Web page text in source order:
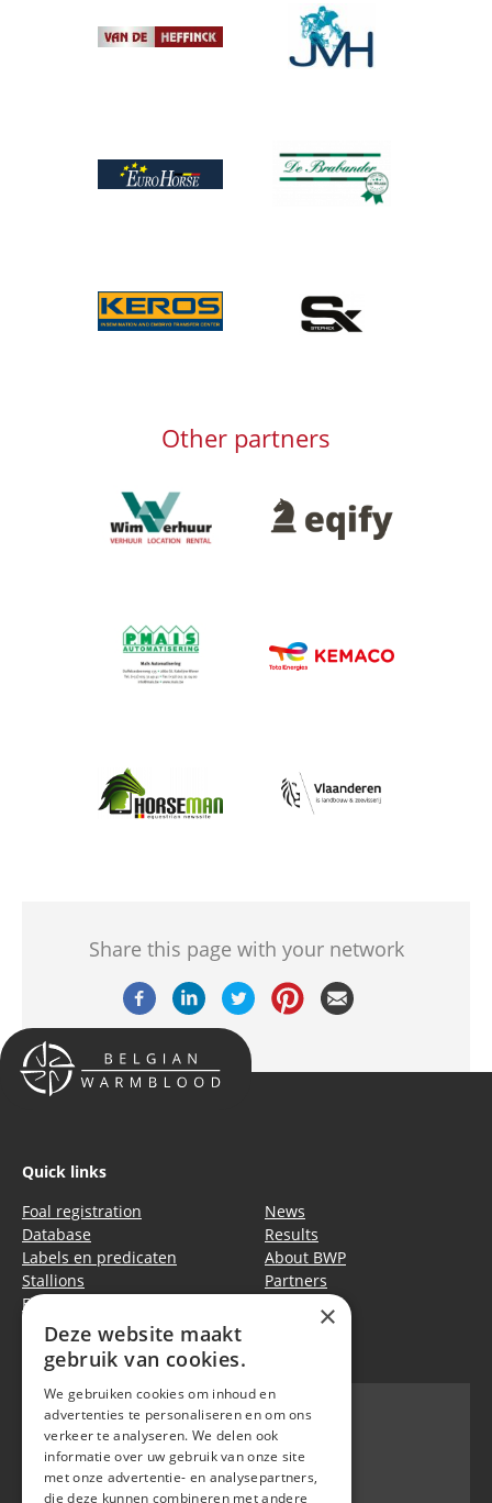
Afbeelding
Afbeelding
Afbeelding
Afbeelding
Afbeelding
Afbeelding
Other partners
Afbeelding Afbeelding
Afbeelding
Afbeelding
Afbeelding Afbeelding
Share this page with your network
Quick links
Foal registration
Database
Labels en predicaten
Stallions
Events
News
Results
About BWP
Partners
Privacy policy Cookie policy
BWP
Waversebaan 99
×
Deze website maakt
gebruik van cookies.
We gebruiken cookies om inhoud en
advertenties te personaliseren en om ons
verkeer te analyseren. We delen ook
informatie over uw gebruik van onze site
met onze advertentie- en analysepartners,
die deze kunnen combineren met andere